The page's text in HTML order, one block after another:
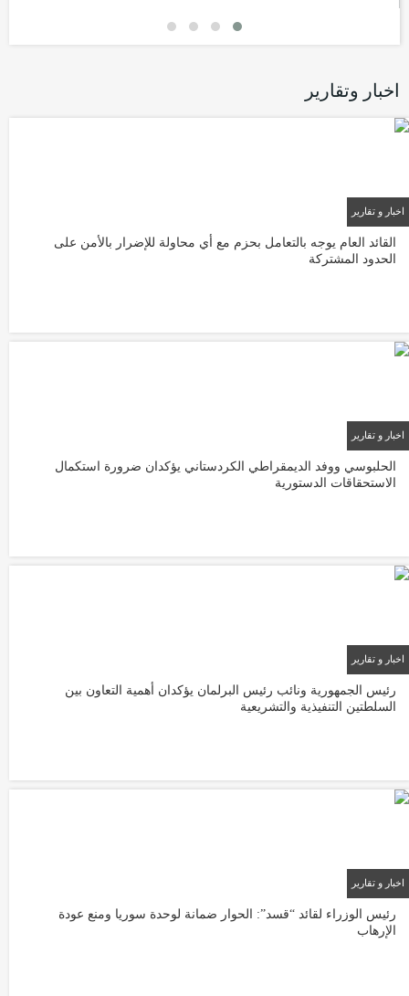
اخبار وتقارير
اخبار و تقارير
القائد العام يوجه بالتعامل بحزم مع أي محاولة للإضرار بالأمن على
الحدود المشتركة
اخبار و تقارير
الحلبوسي ووفد الديمقراطي الكردستاني يؤكدان ضرورة استكمال
الاستحقاقات الدستورية
اخبار و تقارير
رئيس الجمهورية ونائب رئيس البرلمان يؤكدان أهمية التعاون بين
السلطتين التنفيذية والتشريعية
اخبار و تقارير
رئيس الوزراء لقائد “قسد”: الحوار ضمانة لوحدة سوريا ومنع عودة
الإرهاب